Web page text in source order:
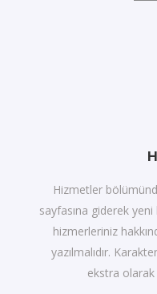
Hizmetler
sayfasına giderek
hizmerleriniz
yazılmalıdır.
ekstra